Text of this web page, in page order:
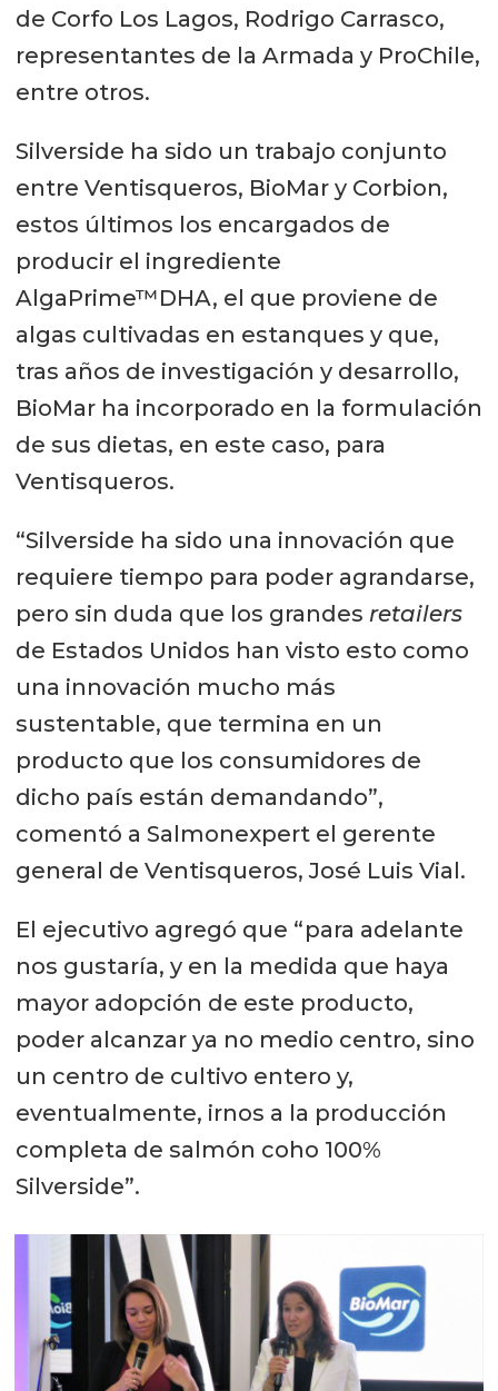
de Corfo Los Lagos, Rodrigo Carrasco,
representantes de la Armada y ProChile,
entre otros.
Silverside ha sido un trabajo conjunto
entre Ventisqueros, BioMar y Corbion,
estos últimos los encargados de
producir el ingrediente
AlgaPrime™DHA, el que proviene de
algas cultivadas en estanques y que,
tras años de investigación y desarrollo,
BioMar ha incorporado en la formulación
de sus dietas, en este caso, para
Ventisqueros.
“Silverside ha sido una innovación que
requiere tiempo para poder agrandarse,
pero sin duda que los grandes retailers
de Estados Unidos han visto esto como
una innovación mucho más
sustentable, que termina en un
producto que los consumidores de
dicho país están demandando”,
comentó a Salmonexpert el gerente
general de Ventisqueros, José Luis Vial.
El ejecutivo agregó que “para adelante
nos gustaría, y en la medida que haya
mayor adopción de este producto,
poder alcanzar ya no medio centro, sino
un centro de cultivo entero y,
eventualmente, irnos a la producción
completa de salmón coho 100%
Silverside”.